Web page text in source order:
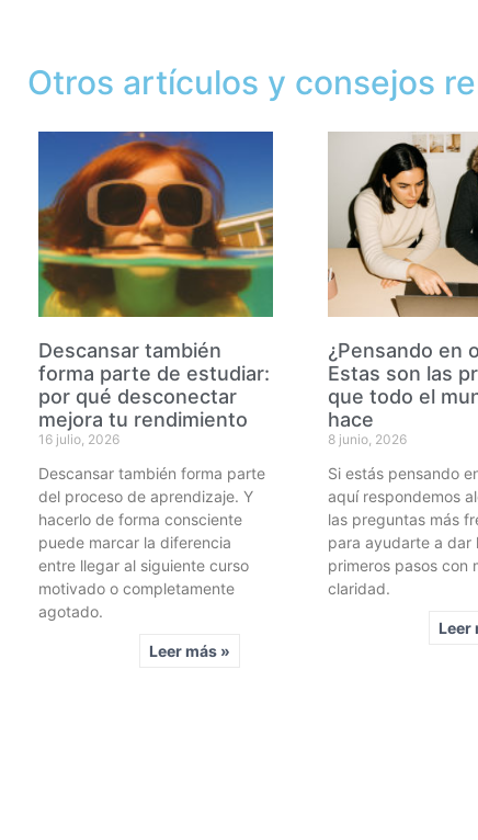
Otros artículos y consejos
Descansar también
forma parte de estudiar:
por qué desconectar
mejora tu rendimiento
16 julio, 2026
Descansar también forma parte
del proceso de aprendizaje. Y
hacerlo de forma consciente
puede marcar la diferencia
entre llegar al siguiente curso
motivado o completamente
agotado.
Leer más »
¿Pensando en
Estas son las
que todo el
hace
8 junio, 2026
Si estás pensando
aquí respondemos
las preguntas más
para ayudarte a dar
primeros pasos con
claridad.
Leer